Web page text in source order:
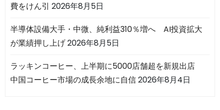
費をけん引 2026年8月5日
半導体設備大手・中微、純利益310％増へ AI投資拡大
が業績押し上げ2026年8月5日
ラッキンコーヒー、上半期に5000店舗超を新規出店
中国コーヒー市場の成長余地に自信2026年8月4日